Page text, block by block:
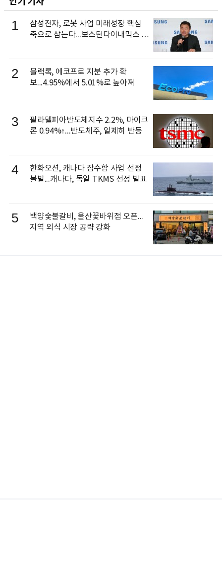
1
삼성전자, 로봇 사업 미래성장 핵심
축으로 삼는다...보스턴다이내믹스 출
2
블랙록, 에코프로 지분 추가 확
보...4.95%에서 5.01%로 높아져
3
필라델피아반도체지수 2.2%, 마이크
론 0.94%↑...반도체주, 일제히 반등
4
한화오션, 캐나다 잠수함 사업 선정
불발...캐나다, 독일 TKMS 선정 발표
5
백양숯불갈비, 울산꽃바위점 오픈...
지역 외식 시장 공략 강화